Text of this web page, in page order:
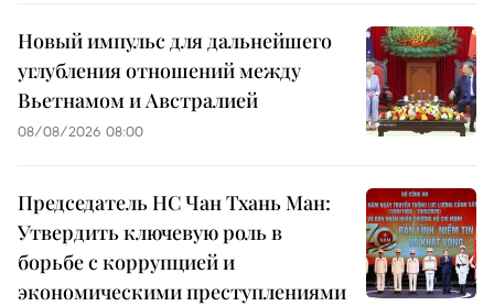
Новый импульс для дальнейшего
углубления отношений между
Вьетнамом и Австралией
08/08/2026 08:00
Председатель НС Чан Тхань Ман:
Утвердить ключевую роль в
борьбе с коррупцией и
экономическими преступлениями